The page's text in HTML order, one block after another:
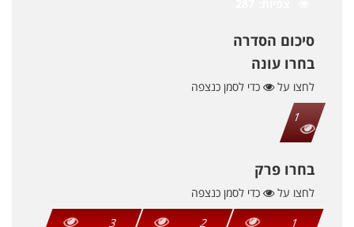
סיכום הסדרה
בחרו עונה
לחצו על
כדי לסמן כנצפה
1
בחרו פרק
לחצו על
כדי לסמן כנצפה
1
2
3